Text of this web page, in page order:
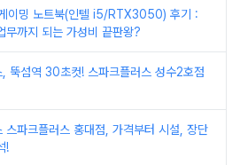
이밍 노트북(인텔 i5/RTX3050) 후기 :
무까지 되는 가성비 끝판왕?
, 뚝섬역 30초컷! 스파크플러스 성수2호점
스파크플러스 홍대점, 가격부터 시설, 장단
!